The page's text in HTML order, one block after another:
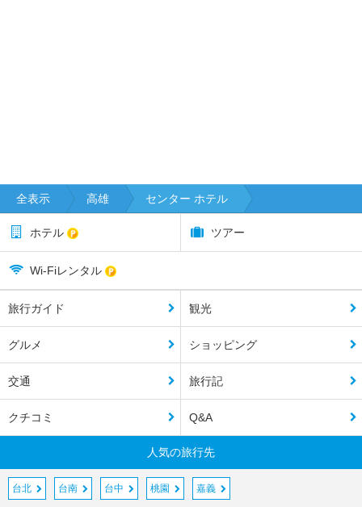
全表示 高雄 センター ホテル
ホテル ツアー
Wi-Fiレンタル
旅行ガイド 観光
グルメ ショッピング
交通 旅行記
クチコミ Q&A
人気の旅行先
台北 台南 台中 桃園 嘉義